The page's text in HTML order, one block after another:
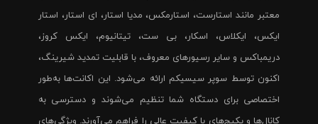
معتبر مانند استارست، استارمکس، مدیا استار، ای استار، استار
ایکس، ایکلاس، اسکار، بی ست، تیتانیوم، ایکس کروز،
دریمباکس و سایر رسیورهای معروف، با قابلیت تمدید شیرینگ،
اکنون توسط سوپر سیسیکم ارائه می‌شود. این اکانت‌ها به‌طور
اختصاصی برای دستگاه شما تنظیم می‌شوند و دسترسی به